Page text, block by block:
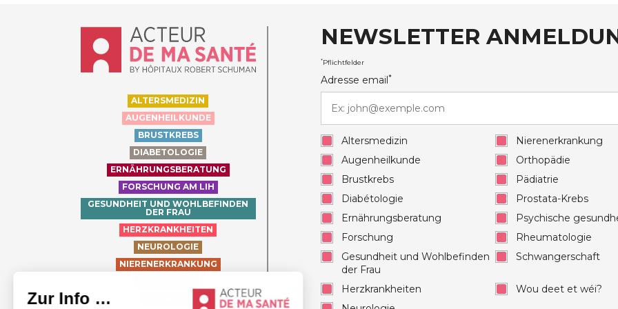
Accueil - Acteur de ma santé, by HôpitauxRobert Schuman
ALTERSMEDIZIN
AUGENHEILKUNDE
BRUSTKREBS
DIABETOLOGIE
ERNÄHRUNGSBERATUNG
FORSCHUNG AM LIH
GESUNDHEIT UND WOHLBEFINDEN
DER FRAU
HERZKRANKHEITEN
NEUROLOGIE
NIERENERKRANKUNG
NEWSLETTER
*Pflichtfelder
Adresse email*
Altersmedizin
Augenheilkunde
Brustkrebs
Diabétologie
Ernährungsberatung
Forschung
Gesundheit und Wohlbefinden
der Frau
Herzkrankheiten
Nierenerkrankung
Orthopädie
Pädiatrie
Prostata-Krebs
Psychische
Rheumatologie
Schwangerschaft
Wou deet et wéi?